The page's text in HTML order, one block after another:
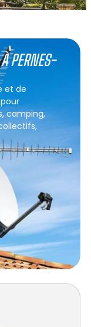
À PERNES-
et de
camping,